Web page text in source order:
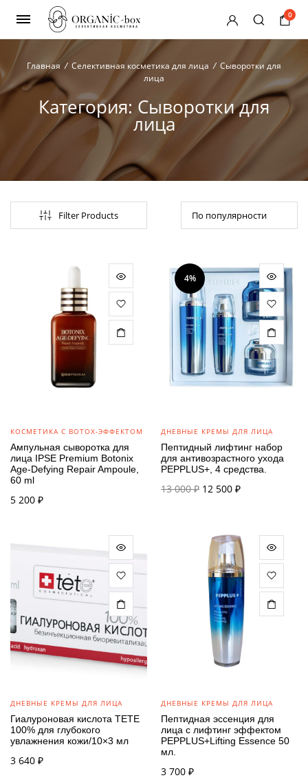
0
Главная / Селективная косметика для лица / Сыворотки для
лица
Категория: Сыворотки для
лица
Filter Products
КОСМЕТИКА С BOTOX-ЭФФЕКТОМ
Ампульная сыворотка для
лица IPSE Premium Botonix
Age-Defying Repair Ampoule,
60 ml
5 200 ₽
4%
ДНЕВНЫЕ КРЕМЫ ДЛЯ ЛИЦА
Пептидный лифтинг набор
для антивозрастного ухода
PEPPLUS+, 4 средства.
13 000₽ Первоначальная
12 500 ₽Текущая
ДНЕВНЫЕ КРЕМЫ ДЛЯ ЛИЦА
Гиалуроновая кислота TETE
100% для глубокого
увлажнения кожи/10×3 мл
3 640 ₽
ДНЕВНЫЕ КРЕМЫ ДЛЯ ЛИЦА
Пептидная эссенция для
лица с лифтинг эффектом
PEPPLUS+Lifting Essence 50
мл.
3 700 ₽